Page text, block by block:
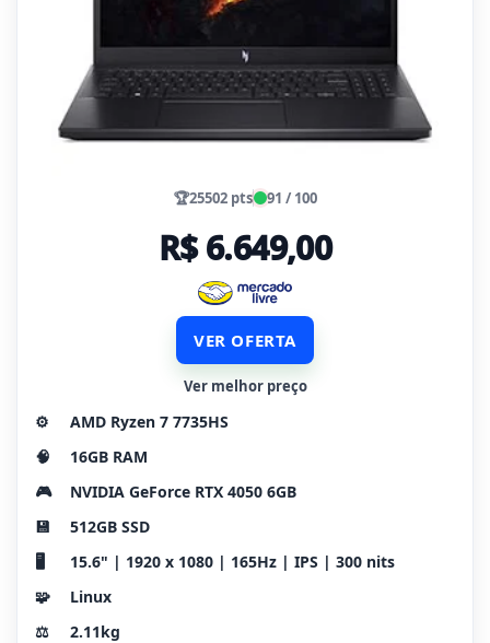
🏆25502 pts 91 / 100
R$ 6.649,00
VER OFERTA
Ver melhor preço
⚙️
AMD Ryzen 7 7735HS
🧠
16GB RAM
🎮
NVIDIA GeForce RTX 4050 6GB
💾
512GB SSD
🖥️
15.6" | 1920 x 1080 | 165Hz | IPS | 300 nits
🧩
Linux
⚖️
2.11kg